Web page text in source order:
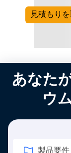
見積もり
あなた
ウ